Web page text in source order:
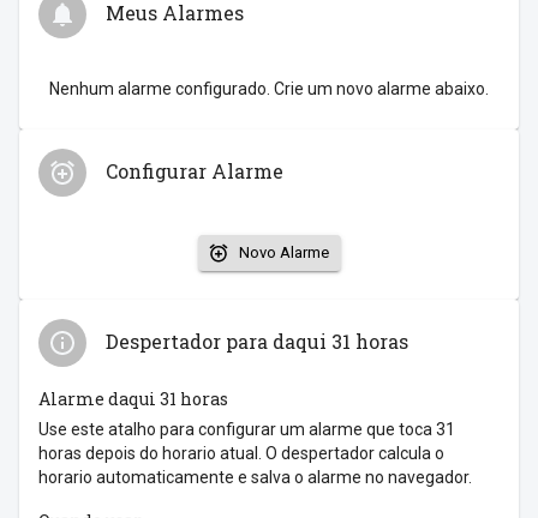
Meus Alarmes
Nenhum alarme configurado. Crie um novo alarme abaixo.
Configurar Alarme
Novo Alarme
Despertador para daqui 31 horas
Alarme daqui 31 horas
Use este atalho para configurar um alarme que toca 31
horas depois do horario atual. O despertador calcula o
horario automaticamente e salva o alarme no navegador.